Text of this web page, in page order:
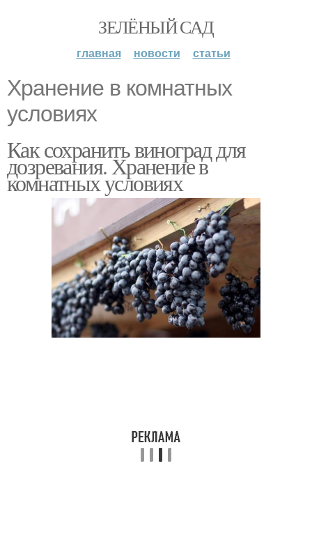
ЗЕЛЁНЫЙ САД
главная новости статьи
Хранение в комнатных
условиях
Как сохранить виноград для
дозревания. Хранение в
комнатных условиях